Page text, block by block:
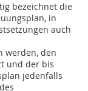
be­­zeichnet die
in
auch
werden, den
und der bis
jedenfalls